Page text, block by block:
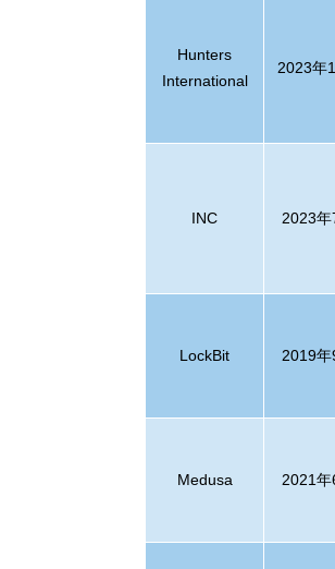
Hunters
International
2023年
INC 2023年
LockBit 2019年
Medusa 2021年